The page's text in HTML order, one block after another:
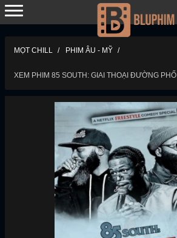
MỌT CHILL PHIM ÂU - MỸ
XEM PHIM 85 SOUTH: GIAI THOẠI ĐƯỜNG PHỐ